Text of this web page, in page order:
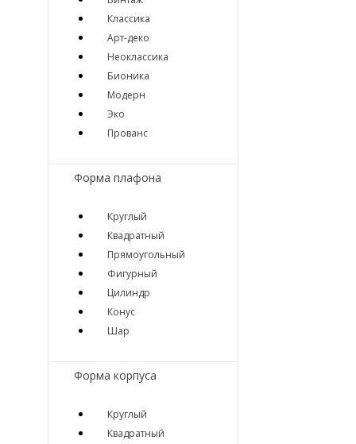
Классика
Арт-деко
Неоклассика
Бионика
Модерн
Эко
Прованс
Форма плафона
Круглый
Квадратный
Прямоугольный
Фигурный
Цилиндр
Конус
Шар
Форма корпуса
Круглый
Квадратный